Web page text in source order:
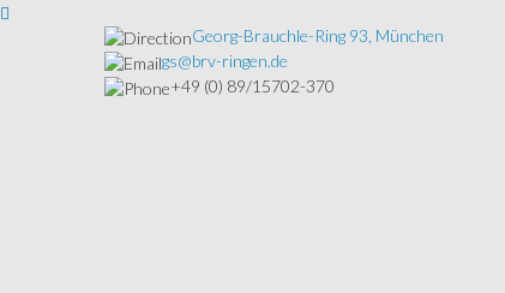
Georg-Brauchle-Ring 93, München
gs@brv-ringen.de
+49 (0) 89/15702-370